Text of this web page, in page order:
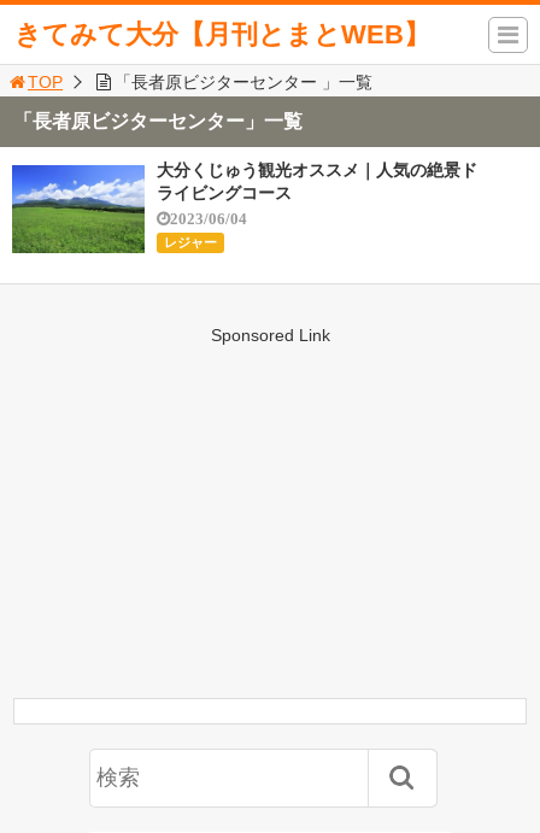
きてみて大分【月刊とまとWEB】
TOP 「長者原ビジターセンター 」一覧
「長者原ビジターセンター」一覧
大分くじゅう観光オススメ｜人気の絶景ド
ライビングコース
2023/06/04
レジャー
Sponsored Link